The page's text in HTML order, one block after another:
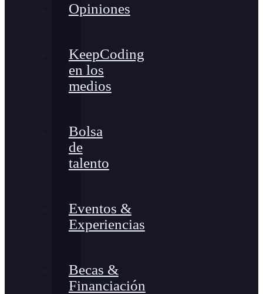
Opiniones
KeepCoding
en los
medios
Bolsa
de
talento
Eventos &
Experiencias
Becas &
Financiación